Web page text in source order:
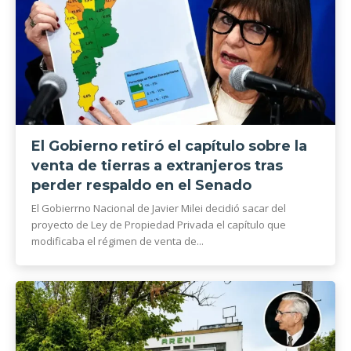
El Gobierno retiró el capítulo sobre la
venta de tierras a extranjeros tras
perder respaldo en el Senado
El Gobierrno Nacional de Javier Milei decidió sacar del
proyecto de Ley de Propiedad Privada el capítulo que
modificaba el régimen de venta de...